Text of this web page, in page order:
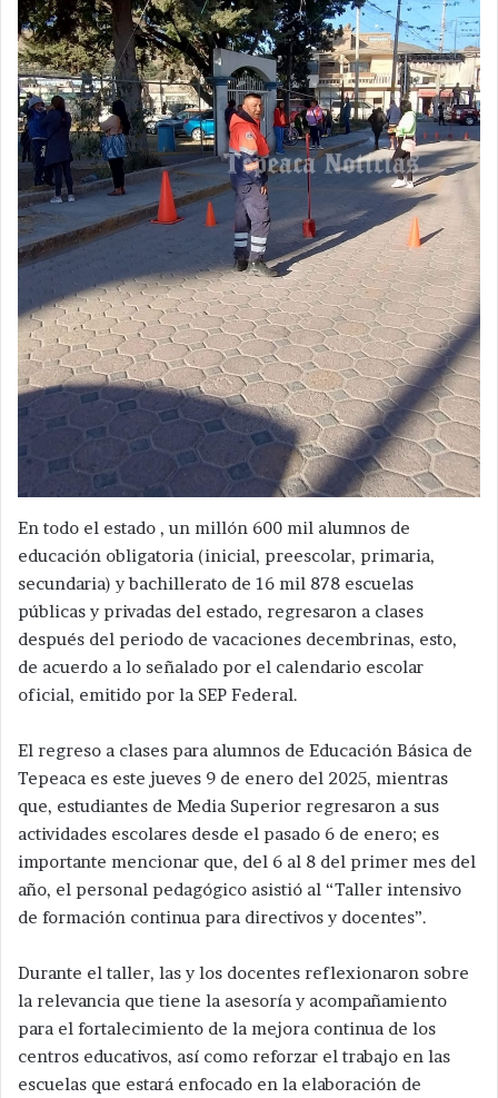
En todo el estado , un millón 600 mil alumnos de
educación obligatoria (inicial, preescolar, primaria,
secundaria) y bachillerato de 16 mil 878 escuelas
públicas y privadas del estado, regresaron a clases
después del periodo de vacaciones decembrinas, esto,
de acuerdo a lo señalado por el calendario escolar
oficial, emitido por la SEP Federal.
El regreso a clases para alumnos de Educación Básica de
Tepeaca es este jueves 9 de enero del 2025, mientras
que, estudiantes de Media Superior regresaron a sus
actividades escolares desde el pasado 6 de enero; es
importante mencionar que, del 6 al 8 del primer mes del
año, el personal pedagógico asistió al “Taller intensivo
de formación continua para directivos y docentes”.
Durante el taller, las y los docentes reflexionaron sobre
la relevancia que tiene la asesoría y acompañamiento
para el fortalecimiento de la mejora continua de los
centros educativos, así como reforzar el trabajo en las
escuelas que estará enfocado en la elaboración de